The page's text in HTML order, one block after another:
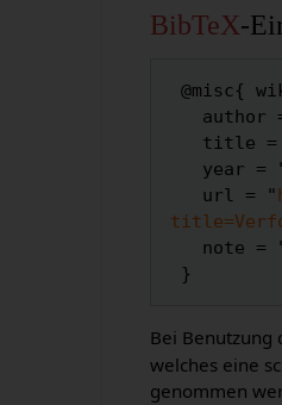
BibTeX-
   url = "
Bei Benutzung
welches eine
genommen